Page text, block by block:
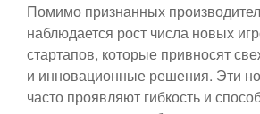
Помимо признанных
наблюдается рост числа новых
стартапов, которые привносят
и инновационные решения. Эти
часто проявляют гибкость и